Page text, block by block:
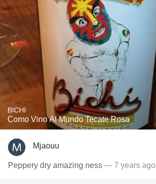
BICHI
Como Vino Al Mundo Tecate Rosa
Mjaouu
Peppery dry amazing ness — 7 years ago